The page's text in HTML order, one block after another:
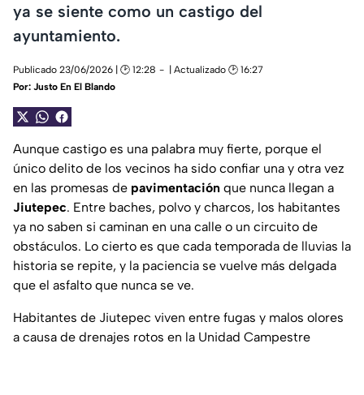
ya se siente como un castigo del
ayuntamiento.
Publicado 23/06/2026 | 🕑 12:28
| Actualizado 🕑 16:27
Por: Justo En El Blando
Aunque castigo es una palabra muy fierte, porque el
único delito de los vecinos ha sido confiar una y otra vez
en las promesas de pavimentación que nunca llegan a
Jiutepec. Entre baches, polvo y charcos, los habitantes
ya no saben si caminan en una calle o un circuito de
obstáculos. Lo cierto es que cada temporada de lluvias la
historia se repite, y la paciencia se vuelve más delgada
que el asfalto que nunca se ve.
Habitantes de Jiutepec viven entre fugas y malos olores
a causa de drenajes rotos en la Unidad Campestre